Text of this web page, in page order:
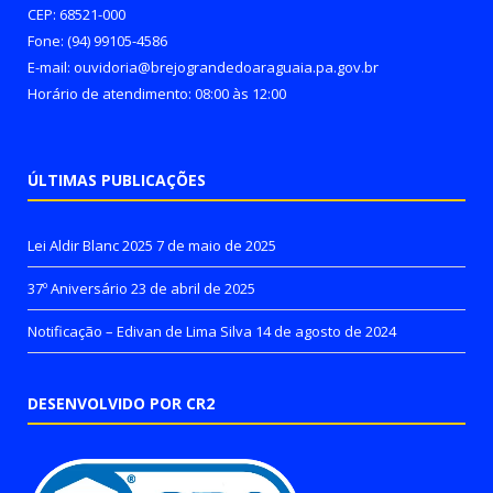
CEP: 68521-000
Fone: (94) 99105-4586
E-mail: ouvidoria@brejograndedoaraguaia.pa.gov.br
Horário de atendimento: 08:00 às 12:00
ÚLTIMAS PUBLICAÇÕES
Lei Aldir Blanc 2025 7 de maio de 2025
37º Aniversário 23 de abril de 2025
Notificação – Edivan de Lima Silva 14 de agosto de 2024
DESENVOLVIDO POR CR2